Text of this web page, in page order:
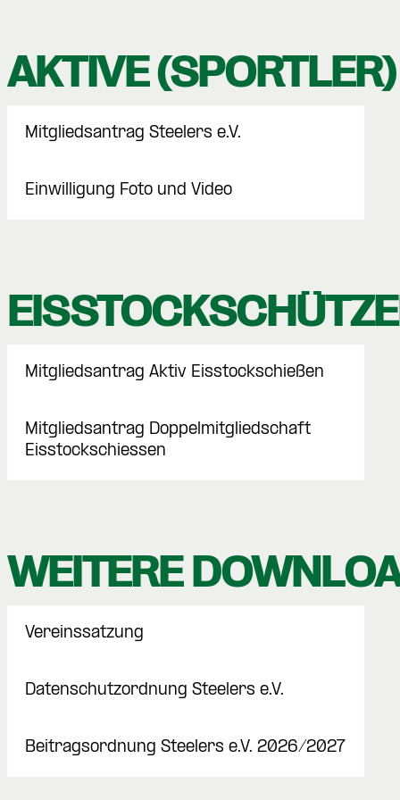
AKTIVE (SPORTLER)
Mitgliedsantrag Steelers e.V.
Einwilligung Foto und Video
Mitgliedsantrag Aktiv Eisstockschießen
Mitgliedsantrag Doppelmitgliedschaft
Eisstockschiessen
WEITERE
Vereinssatzung
Datenschutzordnung Steelers e.V.
Beitragsordnung Steelers e.V. 2026/2027